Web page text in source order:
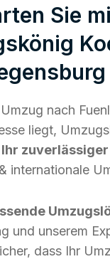
Sie
nach
liegt,
Ihr
internationale
und unserem
dass Ihr